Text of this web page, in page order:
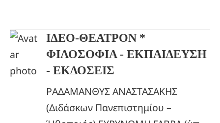
ΙΔΕΟ-ΘΕΑΤΡΟΝ *
ΦΙΛΟΣΟΦΙΑ - ΕΚΠΑΙΔΕΥΣΗ
- ΕΚΔΟΣΕΙΣ
ΡΑΔΑΜΑΝΘΥΣ ΑΝΑΣΤΑΣΑΚΗΣ
(Διδάσκων Πανεπιστημίου –